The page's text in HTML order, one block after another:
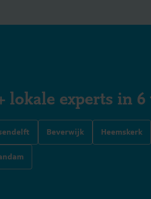
lokale experts in
Beverwijk Heemskerk